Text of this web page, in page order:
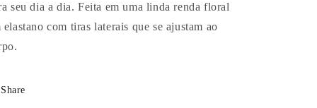
seu dia a dia. Feita em uma linda renda floral
elastano com tiras laterais que se ajustam ao
Share